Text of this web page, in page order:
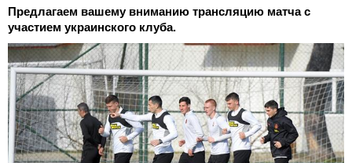
Предлагаем вашему вниманию трансляцию матча с
участием украинского клуба.